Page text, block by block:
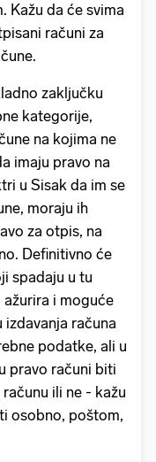
Kažu da će svima
računi za
zaključku
kategorije,
na kojima ne
imaju pravo na
u Sisak da im se
moraju ih
za otpis, na
Definitivno će
spadaju u tu
i moguće
računa
podatke, ali u
pravo računi biti
ili ne - kažu
osobno, poštom,